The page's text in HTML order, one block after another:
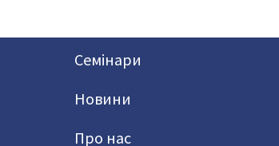
Семінари
Новини
Про нас